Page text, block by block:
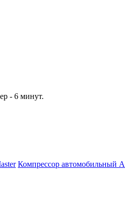
- 6 минут.
Компрессор автомобильный